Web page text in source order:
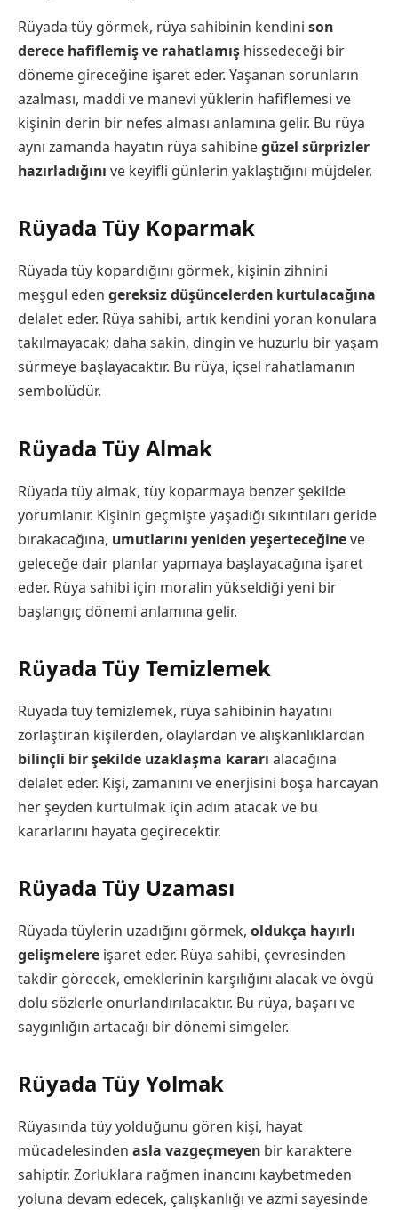
Rüyada tüy görmek, rüya sahibinin kendini son
derece hafiflemiş ve rahatlamış hissedeceği bir
döneme gireceğine işaret eder. Yaşanan sorunların
azalması, maddi ve manevi yüklerin hafiflemesi ve
kişinin derin bir nefes alması anlamına gelir. Bu rüya
aynı zamanda hayatın rüya sahibinegüzel sürprizler
hazırladığını ve keyifli günlerin yaklaştığını müjdeler.
Rüyada Tüy Koparmak
Rüyada tüy kopardığını görmek, kişinin zihnini
meşgul eden gereksiz düşüncelerden kurtulacağına
delalet eder. Rüya sahibi, artık kendini yoran konulara
takılmayacak; daha sakin, dingin ve huzurlu bir yaşam
sürmeye başlayacaktır. Bu rüya, içsel rahatlamanın
sembolüdür.
Rüyada Tüy Almak
Rüyada tüy almak, tüy koparmaya benzer şekilde
yorumlanır. Kişinin geçmişte yaşadığı sıkıntıları geride
bırakacağına, umutlarını yeniden yeşerteceğineve
geleceğe dair planlar yapmaya başlayacağına işaret
eder. Rüya sahibi için moralin yükseldiği yeni bir
başlangıç dönemi anlamına gelir.
Rüyada Tüy Temizlemek
Rüyada tüy temizlemek, rüya sahibinin hayatını
zorlaştıran kişilerden, olaylardan ve alışkanlıklardan
bilinçli bir şekilde uzaklaşma kararı alacağına
delalet eder. Kişi, zamanını ve enerjisini boşa harcayan
her şeyden kurtulmak için adım atacak ve bu
kararlarını hayata geçirecektir.
Rüyada Tüy Uzaması
Rüyada tüylerin uzadığını görmek, oldukça hayırlı
gelişmelere işaret eder. Rüya sahibi, çevresinden
takdir görecek, emeklerinin karşılığını alacak ve övgü
dolu sözlerle onurlandırılacaktır. Bu rüya, başarı ve
saygınlığın artacağı bir dönemi simgeler.
Rüyada Tüy Yolmak
Rüyasında tüy yolduğunu gören kişi, hayat
mücadelesinden asla vazgeçmeyen bir karaktere
sahiptir. Zorluklara rağmen inancını kaybetmeden
yoluna devam edecek, çalışkanlığı ve azmi sayesinde